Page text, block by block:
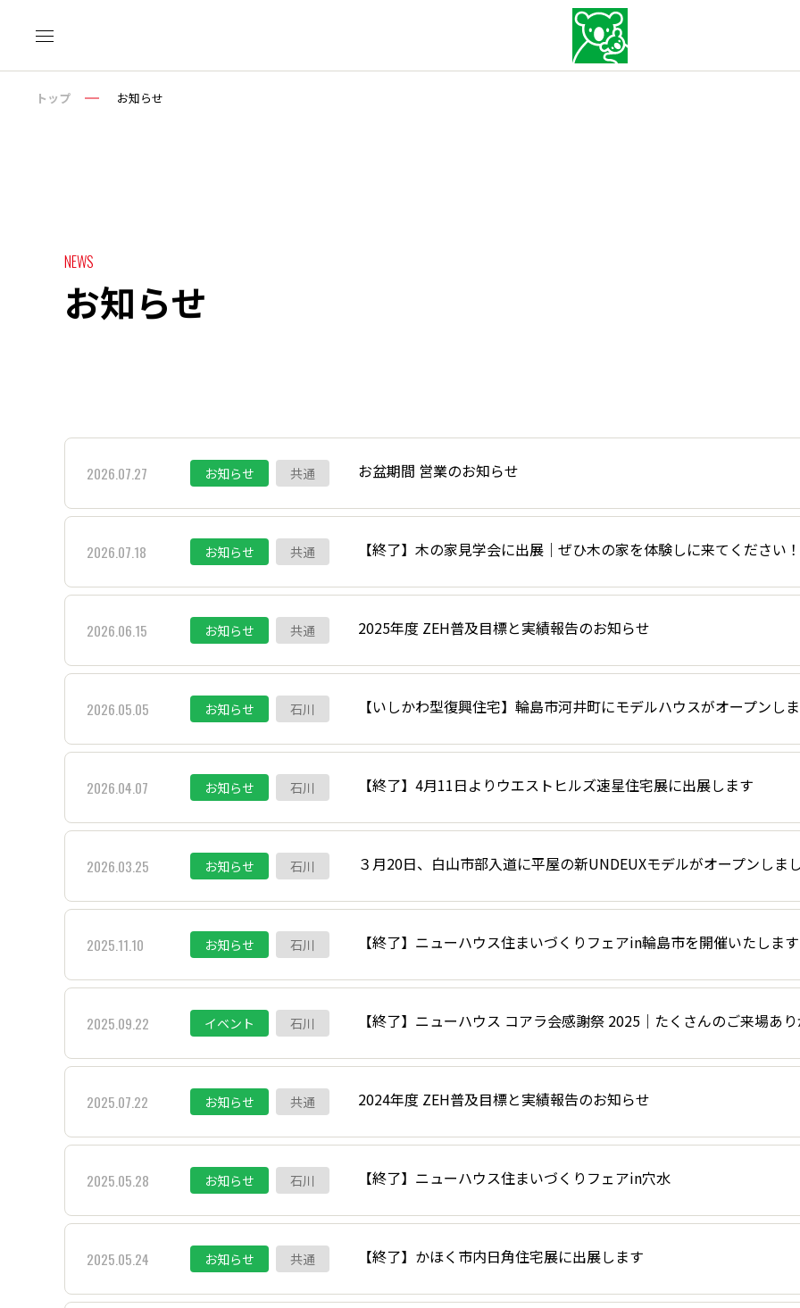
トップ お知らせ
NEWS
お知らせ
2026.07.27 お知らせ 共通 お盆期間 営業のお知らせ
2026.07.18 お知らせ 共通 【終了】木の家見学会に出展｜ぜひ木の家を体験しに来てください！
2026.06.15 お知らせ 共通 2025年度 ZEH普及目標と実績報告のお知らせ
2026.05.05 お知らせ 石川 【いしかわ型復興住宅】輪島市河井町にモデルハウスがオープンし
2026.04.07 お知らせ 石川 【終了】4月11日よりウエストヒルズ速星住宅展に出展します
2026.03.25 お知らせ 石川 ３月20日、白山市部入道に平屋の新UNDEUXモデルがオープンしま
2025.11.10 お知らせ 石川 【終了】ニューハウス住まいづくりフェアin輪島市を開催いたします
2025.09.22 イベント 石川 【終了】ニューハウス コアラ会感謝祭 2025｜たくさんのご来場あ
2025.07.22 お知らせ 共通 2024年度 ZEH普及目標と実績報告のお知らせ
2025.05.28 お知らせ 石川 【終了】ニューハウス住まいづくりフェアin穴水
2025.05.24 お知らせ 共通 【終了】かほく市内日角住宅展に出展します